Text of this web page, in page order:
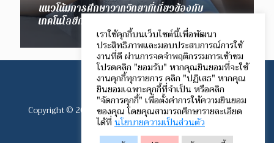
แนวโน้มการศึกษาวาทวิทยาที่เกี่ยวข้องกับ
เทคโนโลยีการสื่อสารในยุคโลกาภิวัตน์
Copyright © 2012-2024 Speech Communication Network.
All rights reserved.
เราใช้คุกกี้บนเว็บไซต์นี้เพื่อพัฒนา
ประสิทธิภาพและมอบประสบการณ์การใช้
งานที่ดี ผ่านการจดจำพฤติกรรมการเข้าชม
โปรดคลิก "ยอมรับ" หากคุณยินยอมที่จะใช้
งานคุกกี้ทุกรายการ คลิก "ปฏิเสธ" หากคุณ
ยินยอมเฉพาะคุกกี้ที่จำเป็น หรือคลิก
"จัดการคุกกี้" เพื่อตั้งค่าการให้ความยินยอม
ของคุณ โดยคุณสามารถศึกษารายละเอียด
ได้ที่นโยบายความเป็นส่วนตัว